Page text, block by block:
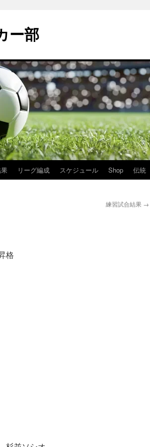
ー部
リーグ編成 スケジュール Shop 伝統
練習試合結果 →
格